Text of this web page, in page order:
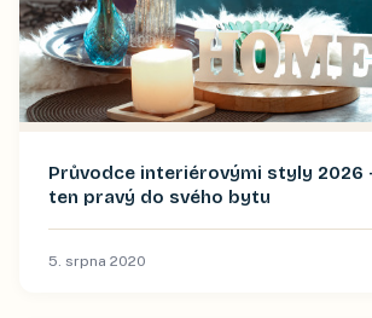
Průvodce interiérovými styly 2026
ten pravý do svého bytu
5. srpna 2020